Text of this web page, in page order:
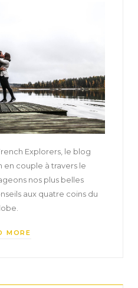
Explorers, le blog
en couple à travers le
nos plus belles
aux quatre coins du
MORE